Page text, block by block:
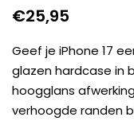
€25,95
Geef je iPhone 17
glazen hardcase in
hoogglans
verhoogde randen